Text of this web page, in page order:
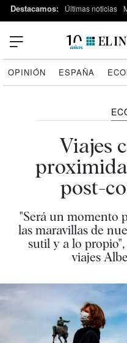
Destacamos: Últimas noticias
OPINIÓN ESPAÑA
Viajes
post-
"Será un momento
las maravillas de
sutil y a lo
viajes